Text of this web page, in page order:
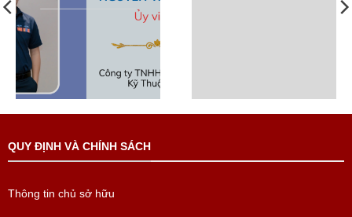
QUY ĐỊNH VÀ CHÍNH SÁCH
Thông tin chủ sở hữu